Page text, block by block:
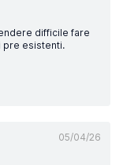
difficile fare
pre esistenti.
05/04/26